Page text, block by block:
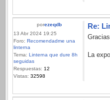
porezeqdb
13 Abr 2024 19:25
Foro: Recomendadme una
linterna
Tema: Linterna que dure 8h
seguidas
Respuestas: 12
Vistas: 32598
Re:
La